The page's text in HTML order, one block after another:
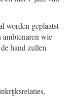
worden geplaatst
ambtenaren wie
hand zullen